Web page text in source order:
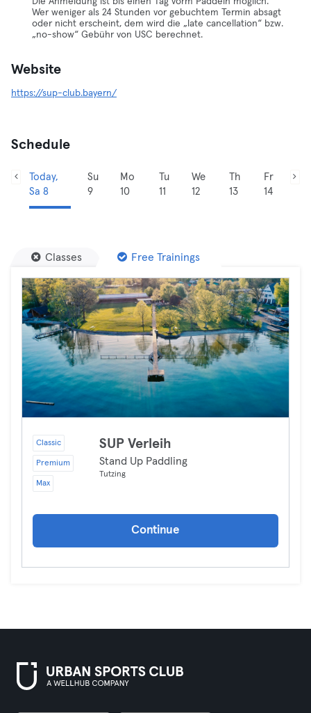
Wer weniger als 24 Stunden vor gebuchtem Termin absagt
oder nicht erscheint, dem wird die „late cancellation“ bzw.
„no-show“ Gebühr von USC berechnet.
Website
https://sup-club.bayern/
Schedule
Today,
Sa 8
Su
9
Mo
10
Tu
11
We
12
Th
13
Fr
14
Classes Free Trainings
Classic
Premium
Max
SUP Verleih
Stand Up Paddling
Tutzing
Continue